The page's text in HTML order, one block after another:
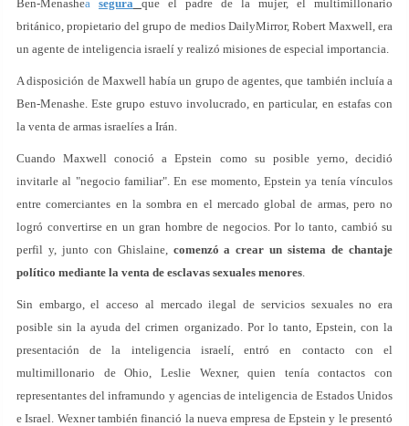
Ben-Menashea segura que el padre de la mujer, el multimillonario
británico, propietario del grupo de medios DailyMirror, Robert Maxwell, era
un agente de inteligencia israelí y realizó misiones de especial importancia.
A disposición de Maxwell había un grupo de agentes, que también incluía a
Ben-Menashe. Este grupo estuvo involucrado, en particular, en estafas con
la venta de armas israelíes a Irán.
Cuando Maxwell conoció a Epstein como su posible yerno, decidió
invitarle al "negocio familiar". En ese momento, Epstein ya tenía vínculos
entre comerciantes en la sombra en el mercado global de armas, pero no
logró convertirse en un gran hombre de negocios. Por lo tanto, cambió su
perfil y, junto con Ghislaine, comenzó a crear un sistema de chantaje
político mediante la venta de esclavas sexuales menores.
Sin embargo, el acceso al mercado ilegal de servicios sexuales no era
posible sin la ayuda del crimen organizado. Por lo tanto, Epstein, con la
presentación de la inteligencia israelí, entró en contacto con el
multimillonario de Ohio, Leslie Wexner, quien tenía contactos con
representantes del inframundo y agencias de inteligencia de Estados Unidos
e Israel. Wexner también financió la nueva empresa de Epstein y le presentó